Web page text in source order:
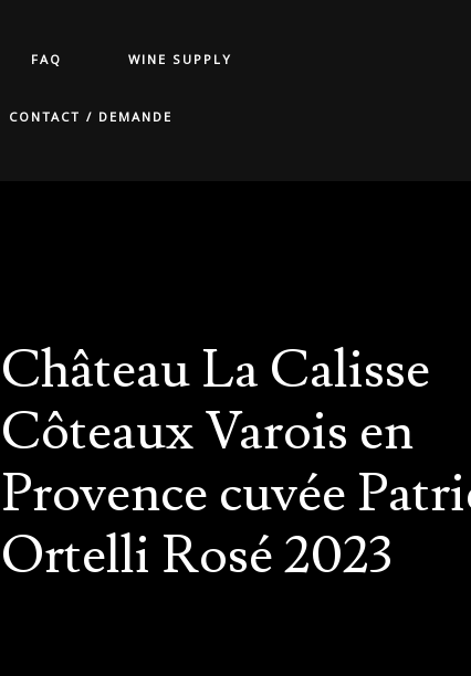
FAQ WINE SUPPLY
CONTACT / DEMANDE
Château La Calisse
Côteaux Varois en
Provence cuvée
Ortelli Rosé 2023